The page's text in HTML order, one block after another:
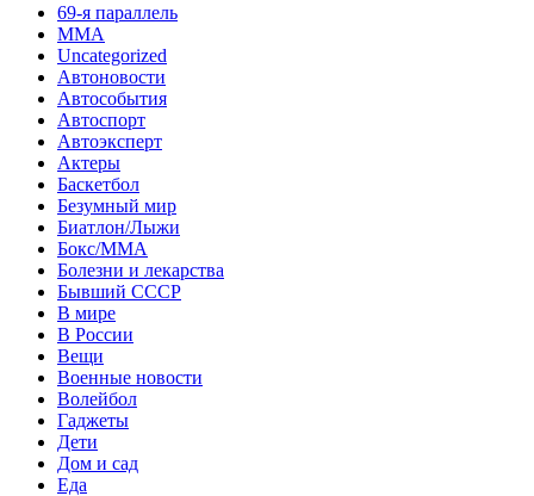
69-я параллель
MMA
Uncategorized
Автоновости
Автособытия
Автоспорт
Автоэксперт
Актеры
Баскетбол
Безумный мир
Биатлон/Лыжи
Бокс/MMA
Болезни и лекарства
Бывший СССР
В мире
В России
Вещи
Военные новости
Волейбол
Гаджеты
Дети
Дом и сад
Еда